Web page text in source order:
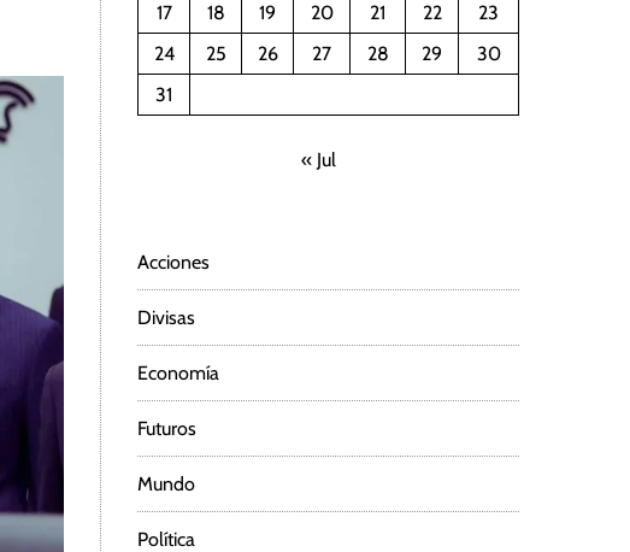
17
18 19 20 21 22
23
24
25 26 27 28 29
30
31
« Jul
Acciones
Divisas
Economía
Futuros
Mundo
Política